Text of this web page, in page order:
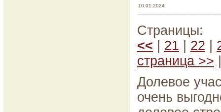
10.01.2024
Страницы:
<<
21 22
страница >>
Долевое
очень